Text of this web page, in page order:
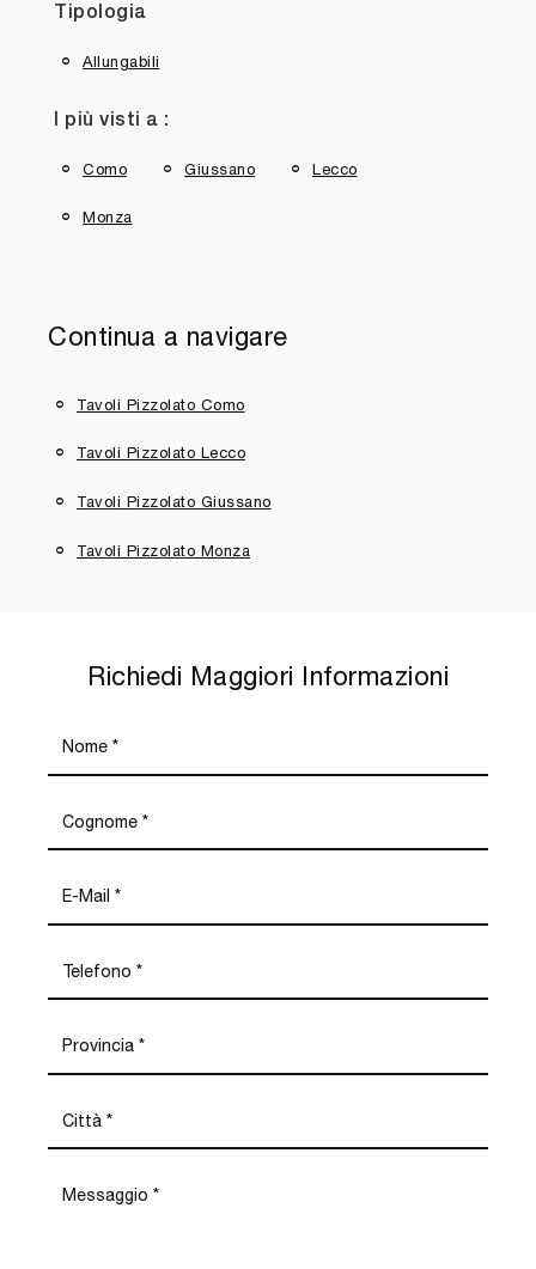
Tipologia
Allungabili
I più visti a :
Como Giussano Lecco
Monza
Continua a navigare
Tavoli Pizzolato Como
Tavoli Pizzolato Lecco
Tavoli Pizzolato Giussano
Tavoli Pizzolato Monza
Richiedi Maggiori Informazioni